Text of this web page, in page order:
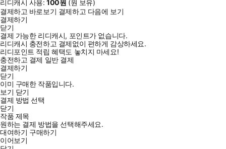
리디캐시 사용:100원 (원 보유)
결제하고 바로보기 결제하고 다음에 보기
결제하기
닫기
결제 가능한 리디캐시, 포인트가 없습니다.
리디캐시 충전하고 결제없이 편하게 감상하세요.
리디포인트 적립 혜택도 놓치지 마세요!
충전하고 결제 일반 결제
결제하기
닫기
이미 구매한 작품입니다.
보기 닫기
결제 방법 선택
닫기
작품 제목
원하는 결제 방법을 선택해주세요.
대여하기 구매하기
이어보기